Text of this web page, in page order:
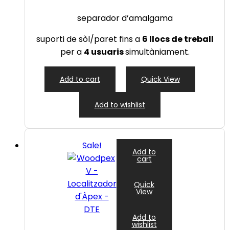
separador d’amalgama
suporti de sòl/paret fins a 6 llocs de treball
per a 4 usuarissimultàniament.
Add to cart Quick View
Add to wishlist
Sale!
Add to
cart
Quick
View
Add to
wishlist